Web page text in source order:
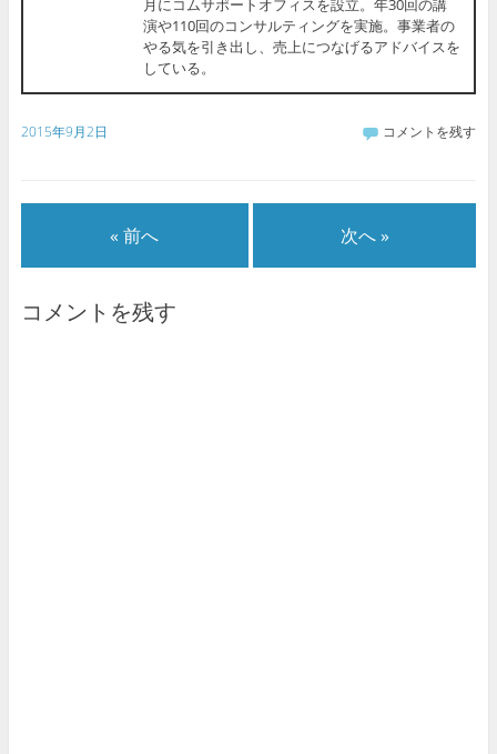
月にコムサポートオフィスを設立。年30回の講
演や110回のコンサルティングを実施。事業者の
やる気を引き出し、売上につなげるアドバイスを
している。
2015年9月2日 コメントを残す
« 前へ 次へ »
コメントを残す